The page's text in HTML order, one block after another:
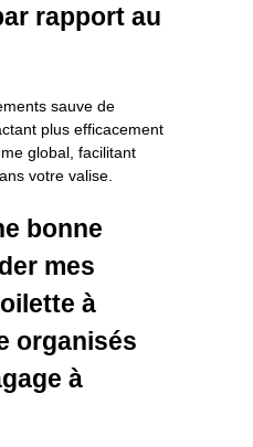
rapport au
sauve de
plus efficacement
global, facilitant
votre valise.
bonne
mes
à
organisés
à